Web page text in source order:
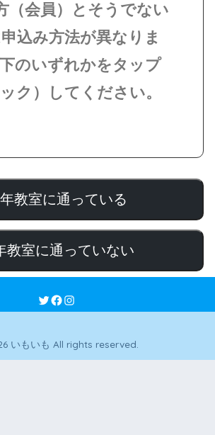
（会員）とそうでない
込み方法が異なりま
のいずれかをタップ
ック）してください。
教室に通っている
教室に通っていない
いもいも All rights reserved.